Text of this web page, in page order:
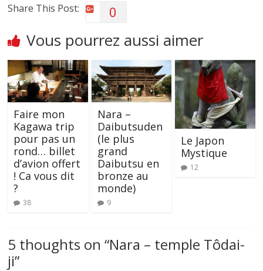
Share This Post: 0
Vous pourrez aussi aimer
Faire mon
Kagawa trip
pour pas un
rond… billet
d’avion offert
! Ca vous dit
?
38
Nara –
Daibutsuden
(le plus
grand
Daibutsu en
bronze au
monde)
9
Le Japon
Mystique
12
5 thoughts on “Nara – temple Tôdai-
ji”